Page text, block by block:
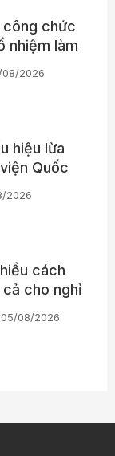
công chức
nhiệm làm
2026
hiệu lừa
Quốc
tăng kích
2026
cách
cho nghỉ
05/08/2026